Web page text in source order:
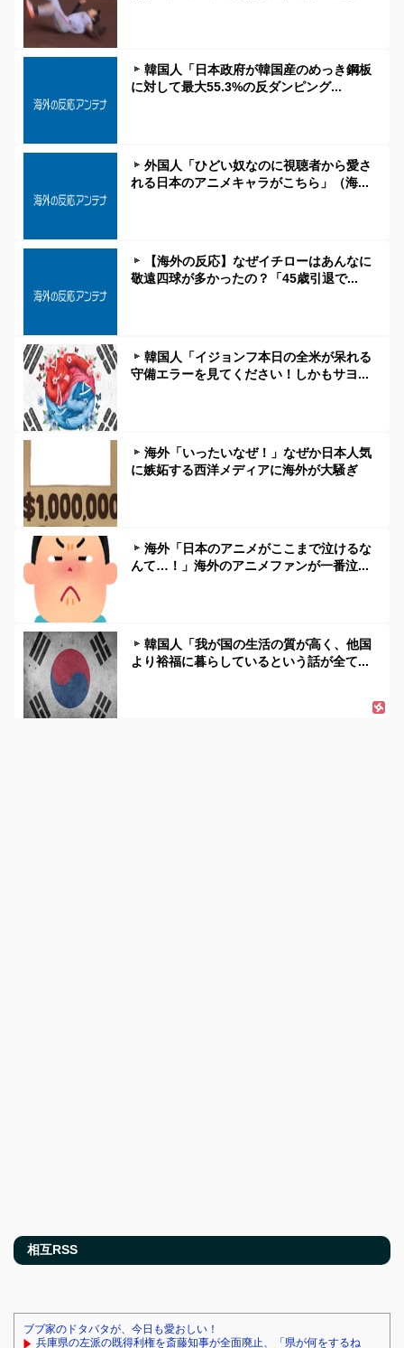
韓国人「日本政府が韓国産のめっき鋼板
に対して最大55.3%の反ダンピング...
外国人「ひどい奴なのに視聴者から愛さ
れる日本のアニメキャラがこちら」（海...
【海外の反応】なぜイチローはあんなに
敬遠四球が多かったの？「45歳引退で...
韓国人「イジョンフ本日の全米が呆れる
守備エラーを見てください！しかもサヨ...
海外「いったいなぜ！」なぜか日本人気
に嫉妬する西洋メディアに海外が大騒ぎ
海外「日本のアニメがここまで泣けるな
んて…！」海外のアニメファンが一番泣...
韓国人「我が国の生活の質が高く、他国
より裕福に暮らしているという話が全て...
相互RSS
ブブ家のドタバタが、今日も愛おしい！
兵庫県の左派の既得利権を斎藤知事が全面廃止、「県が何をするね